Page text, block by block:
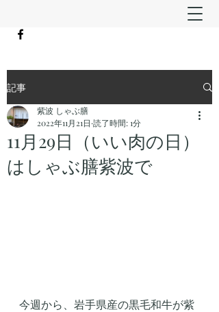
記事
11月29日（いい肉の日）
はしゃぶ膳紫波で
紫波 しゃぶ膳
2022年11月21日 読了時間: 1分
今週から、岩手県産の黒毛和牛が紫